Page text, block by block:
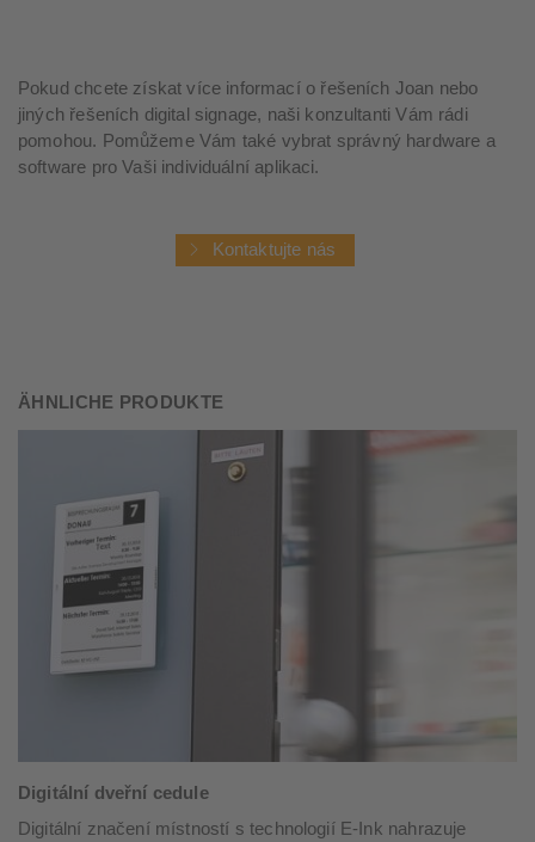
Pokud chcete získat více informací o řešeních Joan nebo
jiných řešeních digital signage, naši konzultanti Vám rádi
pomohou. Pomůžeme Vám také vybrat správný hardware a
software pro Vaši individuální aplikaci.
Kontaktujte nás
ÄHNLICHE PRODUKTE
Digitální dveřní cedule
Digitální značení místností s technologií E-Ink nahrazuje